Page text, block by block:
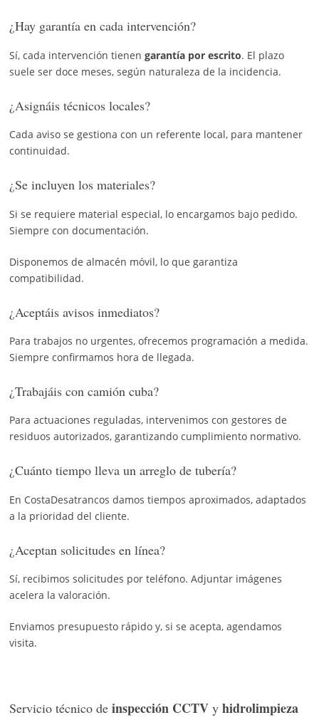
¿Hay garantía en cada intervención?
Sí, cada intervención tienen garantía por escrito. El plazo
suele ser doce meses, según naturaleza de la incidencia.
¿Asignáis técnicos locales?
Cada aviso se gestiona con un referente local, para mantener
continuidad.
¿Se incluyen los materiales?
Si se requiere material especial, lo encargamos bajo pedido.
Siempre con documentación.
Disponemos de almacén móvil, lo que garantiza
compatibilidad.
¿Aceptáis avisos inmediatos?
Para trabajos no urgentes, ofrecemos programación a medida.
Siempre confirmamos hora de llegada.
¿Trabajáis con camión cuba?
Para actuaciones reguladas, intervenimos con gestores de
residuos autorizados, garantizando cumplimiento normativo.
¿Cuánto tiempo lleva un arreglo de tubería?
En CostaDesatrancos damos tiempos aproximados, adaptados
a la prioridad del cliente.
¿Aceptan solicitudes en línea?
Sí, recibimos solicitudes por teléfono. Adjuntar imágenes
acelera la valoración.
Enviamos presupuesto rápido y, si se acepta, agendamos
visita.
Servicio técnico de inspección CCTVy hidrolimpieza